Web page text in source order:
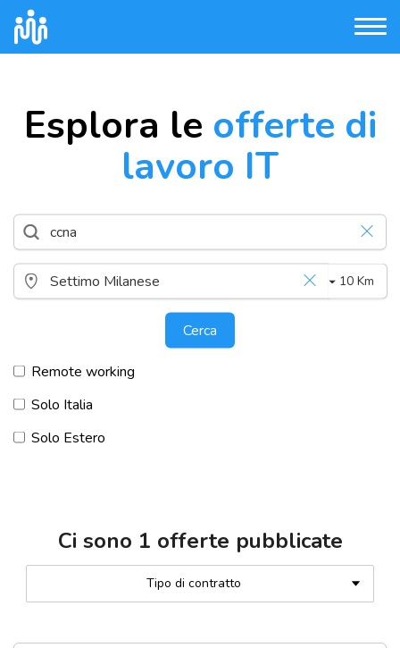
Esplora le offerte di
lavoro IT
10 Km
Cerca
Remote working
Solo Italia
Solo Estero
Ci sono 1 offerte pubblicate
Tipo di contratto